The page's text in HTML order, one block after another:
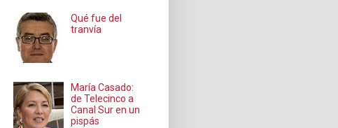
Qué fue del
tranvía
María Casado:
de Telecinco a
Canal Sur en un
pispás